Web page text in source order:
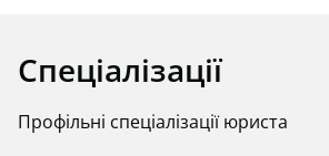
Спеціалізації
Профільні спеціалізації юриста